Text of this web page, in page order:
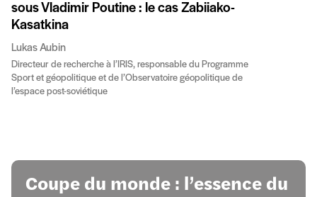
sous Vladimir Poutine : le cas Zabiiako-
Kasatkina
Lukas Aubin
Directeur de recherche à l’IRIS, responsable du Programme
Sport et géopolitique et de l’Observatoire géopolitique de
l’espace post-soviétique
Coupe du monde : l’essence du